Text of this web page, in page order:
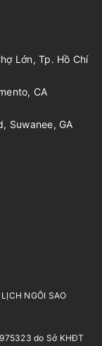
Lớn, Tp. Hồ Chí
CA
Suwanee, GA
NGÔI SAO
do Sở KHĐT